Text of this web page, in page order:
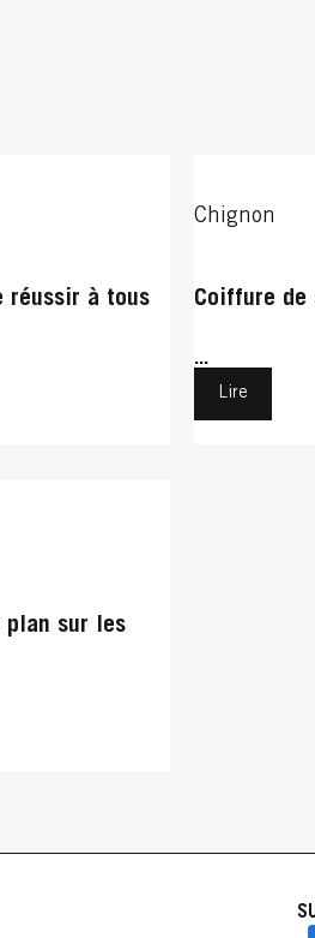
réussir à tous
Chignon
Coiffure de
...
Lire
plan sur les